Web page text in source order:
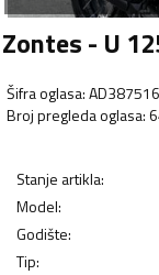
Zontes - U
Šifra oglasa:
Broj pregleda oglasa:
Stanje artikla:
Model:
Godište:
Tip: